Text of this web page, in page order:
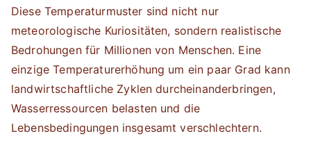
Diese Temperaturmuster sind nicht nur
meteorologische Kuriositäten, sondern realistische
Bedrohungen für Millionen von Menschen. Eine
einzige Temperaturerhöhung um ein paar Grad kann
landwirtschaftliche Zyklen durcheinanderbringen,
Wasserressourcen belasten und die
Lebensbedingungen insgesamt verschlechtern.